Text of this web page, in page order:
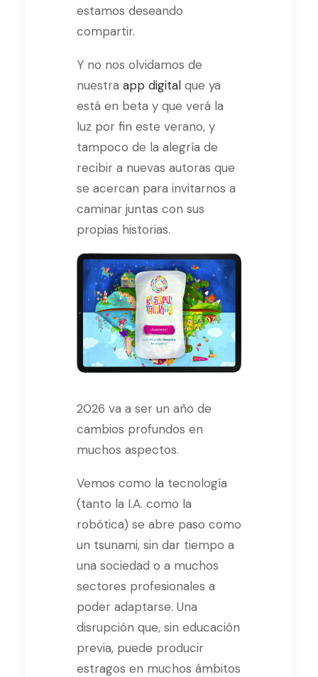
estamos deseando
compartir.
Y no nos olvidamos de
nuestra app digital que ya
está en beta y que verá la
luz por fin este verano, y
tampoco de la alegría de
recibir a nuevas autoras que
se acercan para invitarnos a
caminar juntas con sus
propias historias.
2026 va a ser un año de
cambios profundos en
muchos aspectos.
Vemos como la tecnología
(tanto la I.A. como la
robótica) se abre paso como
un tsunami, sin dar tiempo a
una sociedad o a muchos
sectores profesionales a
poder adaptarse. Una
disrupción que, sin educación
previa, puede producir
estragos en muchos ámbitos